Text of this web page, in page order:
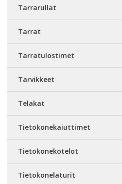
Tarrarullat
Tarrat
Tarratulostimet
Tarvikkeet
Telakat
Tietokonekaiuttimet
Tietokonekotelot
Tietokonelaturit